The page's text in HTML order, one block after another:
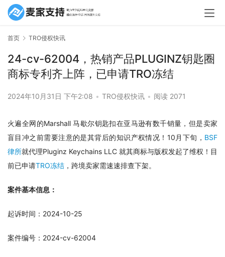
首页 TRO侵权快讯
24-cv-62004，热销产品PLUGINZ钥匙圈
商标专利齐上阵，已申请TRO冻结
2024年10月31日 下午2:08 • TRO侵权快讯 • 阅读 2071
火遍全网的Marshall 马歇尔钥匙扣在亚马逊有数千销量，但是卖家
盲目冲之前需要注意的是其背后的知识产权情况！10月下旬， BSF
律所就代理Pluginz Keychains LLC 就其商标与版权发起了维权！目
前已申请TRO冻结 ，跨境卖家需速速排查下架。
案件基本信息：
起诉时间：2024-10-25
案件编号：2024-cv-62004